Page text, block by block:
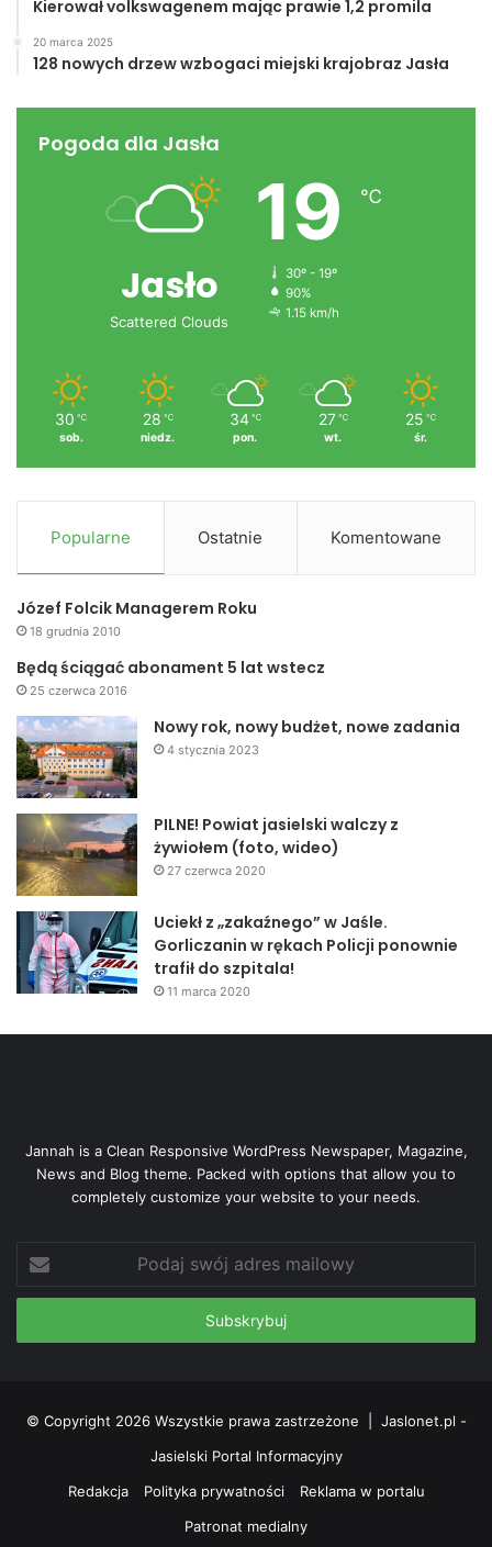
Kierował volkswagenem mając prawie 1,2 promila
20 marca 2025
128 nowych drzew wzbogaci miejski krajobraz Jasła
Pogoda dla Jasła
Jasło
Scattered Clouds
19 ℃
30º - 19º
90%
1.15 km/h
30 ℃
sob.
28 ℃
niedz.
34 ℃
pon.
27 ℃
wt.
25 ℃
śr.
Popularne Ostatnie Komentowane
Józef Folcik Managerem Roku
18 grudnia 2010
Będą ściągać abonament 5 lat wstecz
25 czerwca 2016
Nowy rok, nowy budżet, nowe zadania
4 stycznia 2023
PILNE! Powiat jasielski walczy z
żywiołem (foto, wideo)
27 czerwca 2020
Uciekł z „zakaźnego” w Jaśle.
Gorliczanin w rękach Policji ponownie
trafił do szpitala!
11 marca 2020
Jannah is a Clean Responsive WordPress Newspaper, Magazine,
News and Blog theme. Packed with options that allow you to
completely customize your website to your needs.
swój
adres
© Copyright 2026 Wszystkie prawa zastrzeżone | Jaslonet.pl -
Jasielski Portal Informacyjny
Redakcja
Polityka prywatności
Reklama w portalu
Patronat medialny